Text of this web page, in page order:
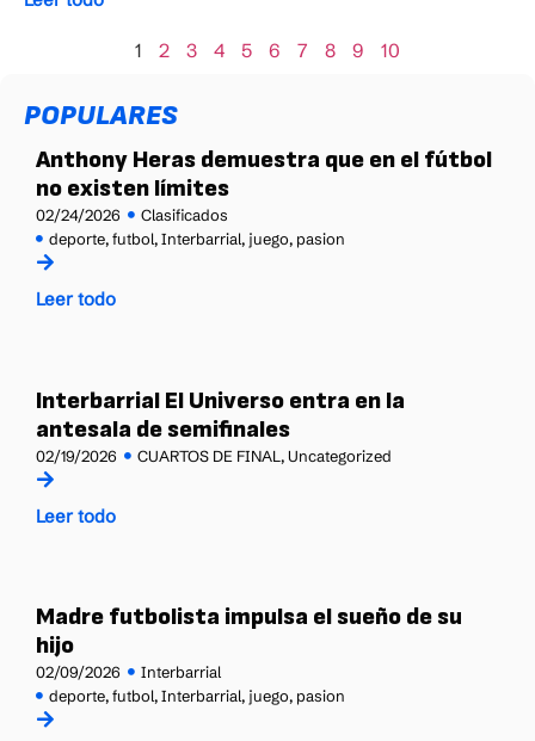
1 2 3 4 5 6 7 8 9 10
POPULARES
Anthony Heras demuestra que en el fútbol
no existen límites
02/24/2026
Clasificados
deporte,futbol,Interbarrial, juego, pasion
Leer todo
Interbarrial El Universo entra en la
antesala de semifinales
02/19/2026 CUARTOS DE FINAL ,Uncategorized
Leer todo
Madre futbolista impulsa el sueño de su
hijo
02/09/2026
Interbarrial
deporte,futbol,Interbarrial, juego, pasion